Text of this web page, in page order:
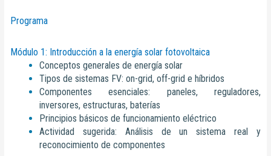
Programa
Módulo 1: Introducción a la energía solar fotovoltaica
Conceptos generales de energía solar
Tipos de sistemas FV: on-grid, off-grid e híbridos
Componentes esenciales: paneles, reguladores,
inversores, estructuras, baterías
Principios básicos de funcionamiento eléctrico
Actividad sugerida: Análisis de un sistema real y
reconocimiento de componentes